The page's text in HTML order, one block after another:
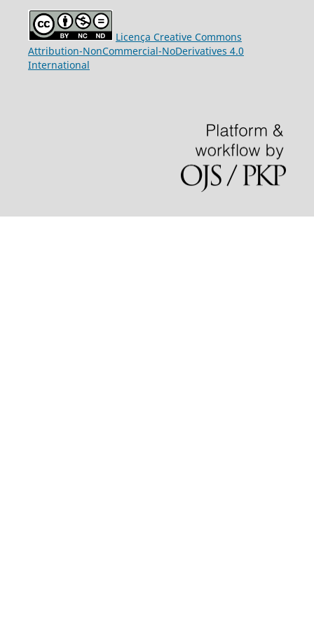
Licença Creative Commons
Attribution-NonCommercial-NoDerivatives 4.0
International